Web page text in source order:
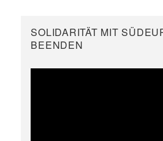
SOLIDARITÄT MIT
BEENDEN